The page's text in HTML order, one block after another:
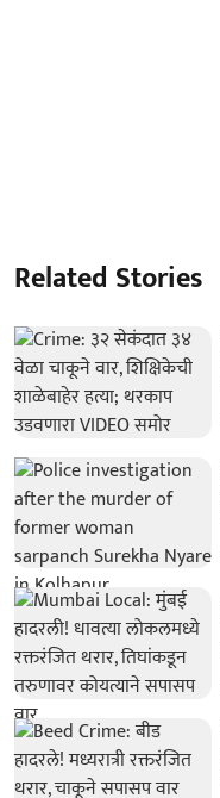
Related Stories